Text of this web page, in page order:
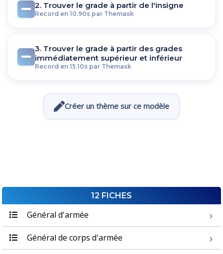
2. Trouver le grade à partir de l'insigne
Record en 10.90s par Themask
3. Trouver le grade à partir des grades
immédiatement supérieur et inférieur
Record en 15.10s par Themask
Créer un thème sur ce modèle
12 FICHES
Général d'armée
Général de corps d'armée